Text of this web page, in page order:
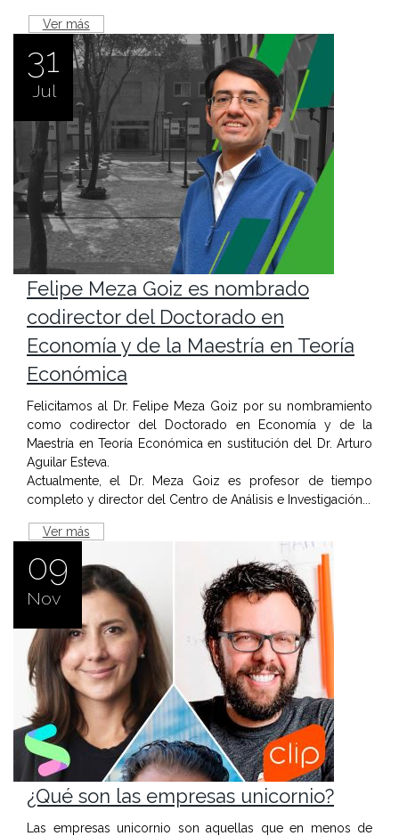
Ver más
31
Jul
Felipe Meza Goiz es nombrado
codirector del Doctorado en
Economía y de la Maestría en Teoría
Económica
Felicitamos al Dr. Felipe Meza Goiz por su nombramiento
como codirector del Doctorado en Economía y de la
Maestría en Teoría Económica en sustitución del Dr. Arturo
Aguilar Esteva.
Actualmente, el Dr. Meza Goiz es profesor de tiempo
completo y director del Centro de Análisis e Investigación...
Ver más
09
Nov
¿Qué son las empresas unicornio?
Las empresas unicornio son aquellas que en menos de